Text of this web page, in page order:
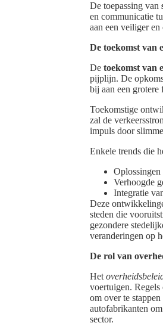
De toepassing van
en communicatie
aan een veiliger
De toekomst van
De toekomst van
pijplijn. De
bij aan een grotere
Toekomstige
zal de
impuls door
Enkele trends die
Verhoogde
Integratie
Deze
steden die
gezondere
veranderingen op
De rol van
Het
voertuigen.
om over te
autofabrikanten
sector.